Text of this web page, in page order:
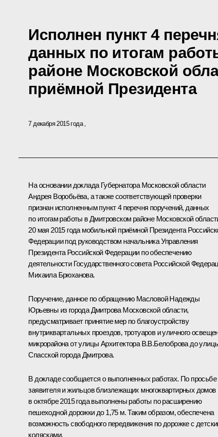
Исполнен пункт 4
данных по итогам
районе Московской
приёмной Президента
7 декабря 2015 года
На основании доклада Губернатора Московской области
Андрея Воробьёва, а также соответствующей проверки
признан исполненным пункт 4 перечня поручений, данных
по итогам работы в Дмитровском районе Московской
20 мая 2015 года мобильной приёмной Президента
Федерации под руководством начальника Управления
Президента Российской Федерации по обеспечению
деятельности Государственного совета Российской
Михаила Брюханова.
Поручение, данное по обращению Масловой Надежды
Юрьевны из города Дмитрова Московской области,
предусматривает принятие мер по благоустройству
внутриквартальных проездов, тротуаров и уличного
микрорайона от улицы Архитектора В.В.Белоброва до
Спасской города Дмитрова.
В докладе сообщается о выполненных работах. По просьбе
заявителя и жильцов близлежащих многоквартирных домов
в октябре 2015 года выполнены работы по расширению
пешеходной дорожки до 1,75 м. Таким образом, обеспечена
возможность свободного передвижения по дорожке с
колясками.